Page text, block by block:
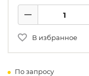
Минус
В избранное
По запросу